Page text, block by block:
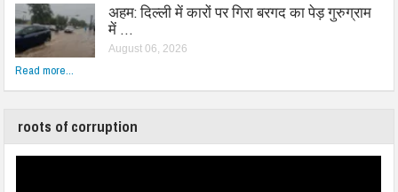
अहम: दिल्ली में कारों पर गिरा बरगद का पेड़ गुरुग्राम
में …
August 06, 2026
Read more...
roots of corruption